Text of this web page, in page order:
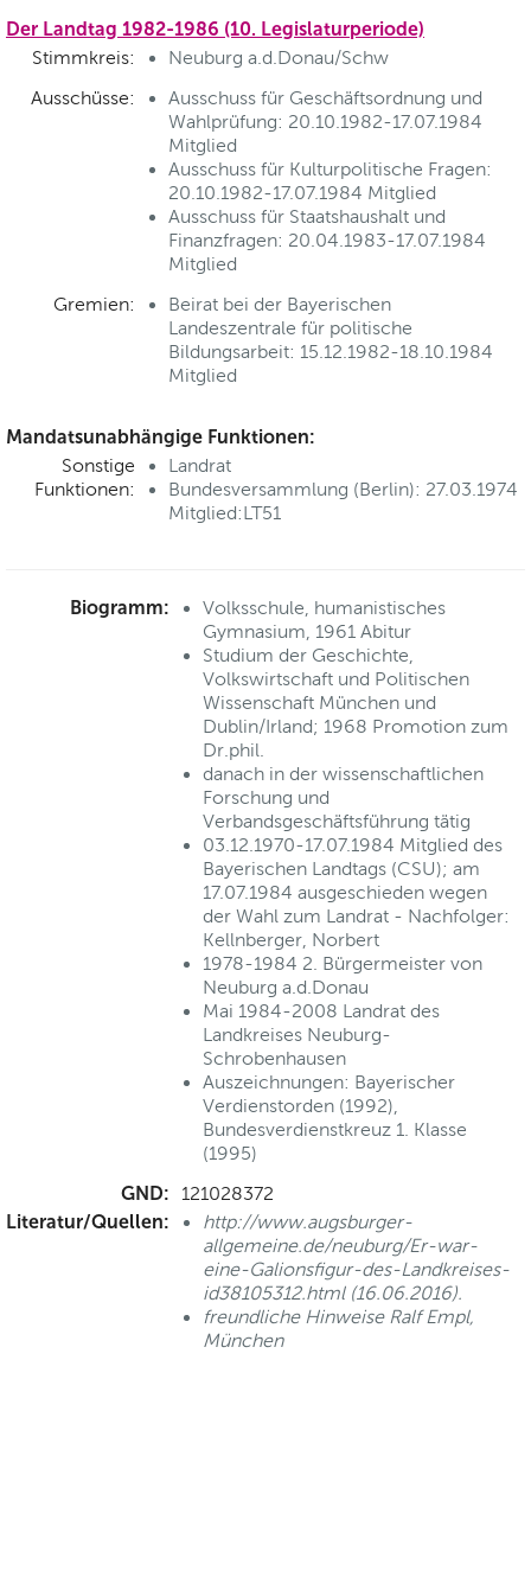
Der Landtag 1982-1986 (10. Legislaturperiode)
Stimmkreis:
Neuburg a.d.Donau/Schw
Ausschüsse:
Ausschuss für Geschäftsordnung und
Wahlprüfung: 20.10.1982-17.07.1984
Mitglied
Ausschuss für Kulturpolitische Fragen:
20.10.1982-17.07.1984 Mitglied
Ausschuss für Staatshaushalt und
Finanzfragen: 20.04.1983-17.07.1984
Mitglied
Gremien:
Beirat bei der Bayerischen
Landeszentrale für politische
Bildungsarbeit: 15.12.1982-18.10.1984
Mitglied
Mandatsunabhängige Funktionen:
Sonstige
Funktionen:
Landrat
Bundesversammlung (Berlin): 27.03.1974
Mitglied:LT51
Biogramm:
Volksschule, humanistisches
Gymnasium, 1961 Abitur
Studium der Geschichte,
Volkswirtschaft und Politischen
Wissenschaft München und
Dublin/Irland; 1968 Promotion zum
Dr.phil.
danach in der wissenschaftlichen
Forschung und
Verbandsgeschäftsführung tätig
03.12.1970-17.07.1984 Mitglied des
Bayerischen Landtags (CSU); am
17.07.1984 ausgeschieden wegen
der Wahl zum Landrat - Nachfolger:
Kellnberger, Norbert
1978-1984 2. Bürgermeister von
Neuburg a.d.Donau
Mai 1984-2008 Landrat des
Landkreises Neuburg-
Schrobenhausen
Auszeichnungen: Bayerischer
Verdienstorden (1992),
Bundesverdienstkreuz 1. Klasse
(1995)
GND: 121028372
Literatur/Quellen:
http://www.augsburger-
allgemeine.de/neuburg/Er-war-
eine-Galionsfigur-des-Landkreises-
id38105312.html (16.06.2016).
freundliche Hinweise Ralf Empl,
München